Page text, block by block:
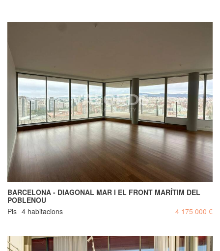
BARCELONA - DIAGONAL MAR I EL FRONT MARÍTIM DEL
POBLENOU
Pis 4 habitacions 4 175 000 €